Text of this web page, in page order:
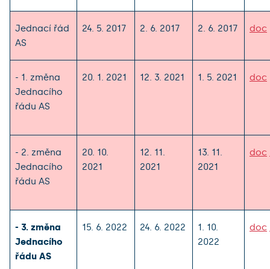
Jednací řád
AS
24. 5. 2017 2. 6. 2017 2. 6. 2017 doc
- 1. změna
Jednacího
řádu AS
20. 1. 2021 12. 3. 2021 1. 5. 2021 doc
- 2. změna
Jednacího
řádu AS
20. 10.
2021
12. 11.
2021
13. 11.
2021
doc
- 3. změna
Jednacího
řádu AS
15. 6. 2022 24. 6. 2022
1. 10.
2022
doc